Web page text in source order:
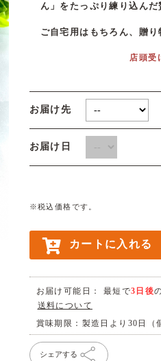
ん」をたっぷり練り込んだ
ご自宅用はもちろん、贈り
店頭受
お届け先
お届け日
※税込価格です。
カートに入れる
お届け可能日： 最短で3日後
送料について
賞味期限：製造日より30日（
シェアする